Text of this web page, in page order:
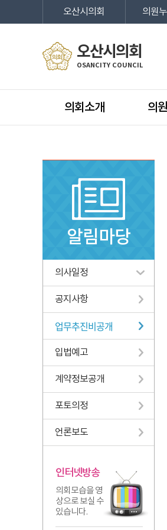
오산시의회 의원
오산시의회
OSANCITY COUNCIL
의회소개 의
알림마당
의사일정
공지사항
업무추진비공개
입법예고
계약정보공개
포토의정
언론보도
인터넷방송
의회모습을 영
상으로 보실 수
있습니다.